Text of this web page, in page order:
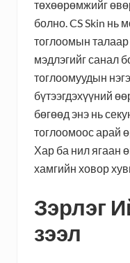
төхөөрөмжийг
болно. CS Skin нь
тоглоомын талаар
мэдлэгийг санал
тоглоомуудын
бүтээгдэхүүний
бөгөөд энэ нь
тоглоомоос арай
Хар ба нил ягаан
хамгийн ховор
Зэрлэг
зээл